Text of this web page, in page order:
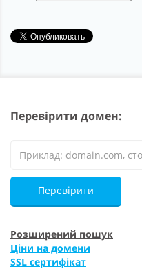
Перевірити домен:
Перевірити
Розширений пошук
Ціни на домени
SSL сертифікат